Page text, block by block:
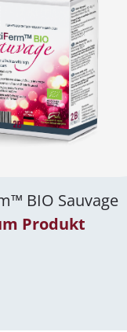
BIO Sauvage
Produkt